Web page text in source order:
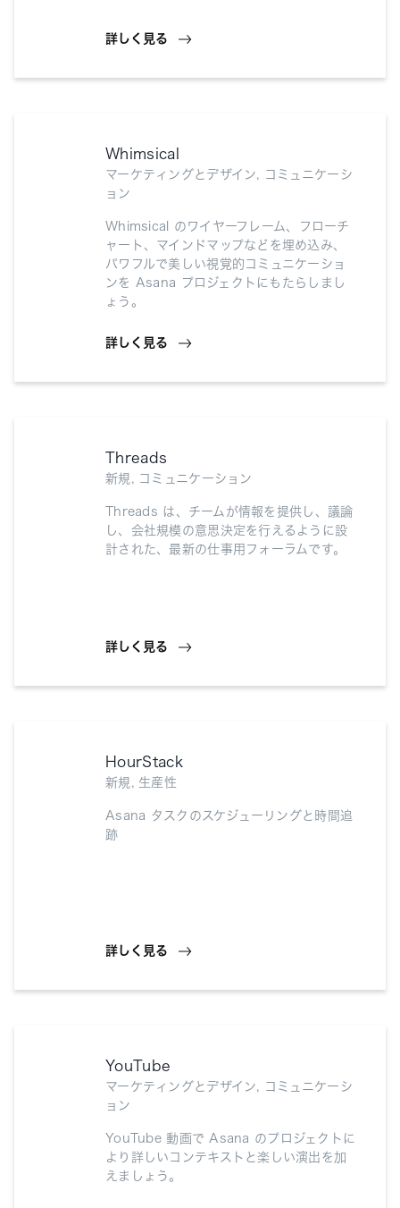
詳しく見る
Whimsical
マーケティングとデザイン, コミュニケーシ
ョン
Whimsical のワイヤーフレーム、フローチ
ャート、マインドマップなどを埋め込み、
パワフルで美しい視覚的コミュニケーショ
ンを Asana プロジェクトにもたらしまし
ょう。
詳しく見る
Threads
新規, コミュニケーション
Threads は、チームが情報を提供し、議論
し、会社規模の意思決定を行えるように設
計された、最新の仕事用フォーラムです。
詳しく見る
HourStack
新規, 生産性
Asana タスクのスケジューリングと時間追
跡
詳しく見る
YouTube
マーケティングとデザイン, コミュニケーシ
ョン
YouTube 動画で Asana のプロジェクトに
より詳しいコンテキストと楽しい演出を加
えましょう。